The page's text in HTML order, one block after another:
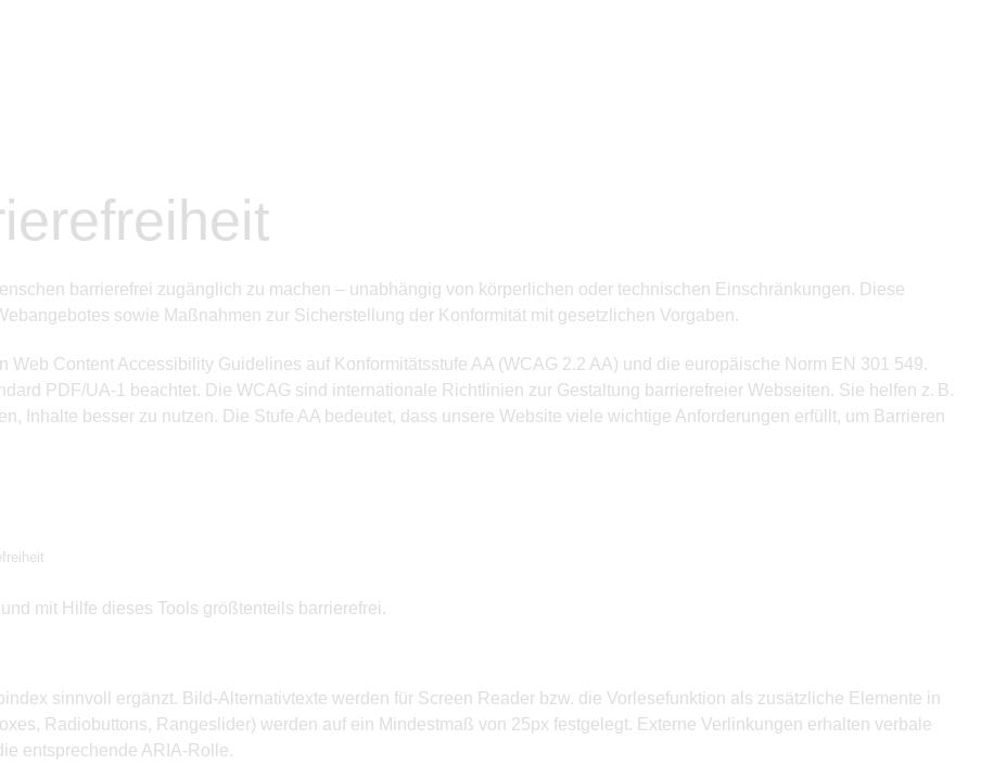
barrierefrei zugänglich zu machen – unabhängig von körperlichen oder technischen Einschränkungen. Diese
sowie Maßnahmen zur Sicherstellung der Konformität mit gesetzlichen Vorgaben.
Content Accessibility Guidelines auf Konformitätsstufe AA (WCAG 2.2 AA) und die europäische Norm EN 301 549.
PDF/UA-1 beachtet. Die WCAG sind internationale Richtlinien zur Gestaltung barrierefreier Webseiten. Sie helfen z. B.
Inhalte besser zu nutzen. Die Stufe AA bedeutet, dass unsere Website viele wichtige Anforderungen erfüllt, um Barrieren
mit Hilfe dieses Tools größtenteils barrierefrei.
sinnvoll ergänzt. Bild-Alternativtexte werden für Screen Reader bzw. die Vorlesefunktion als zusätzliche Elemente in
Radiobuttons, Rangeslider) werden auf ein Mindestmaß von 25px festgelegt. Externe Verlinkungen erhalten verbale
entsprechende ARIA-Rolle.